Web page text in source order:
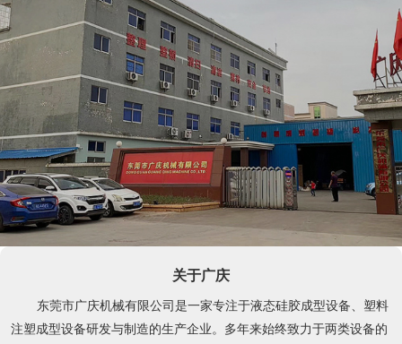
关于广庆
东莞市广庆机械有限公司是一家专注于液态硅胶成型设备、塑料
注塑成型设备研发与制造的生产企业。多年来始终致力于两类设备的